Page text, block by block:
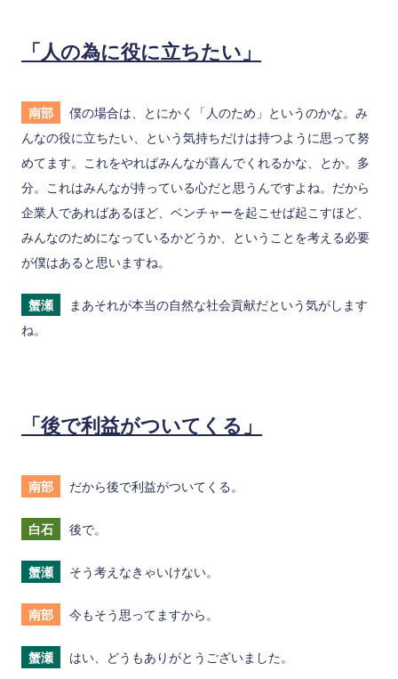
「人の為に役に立ちたい」
南部
僕の場合は、とにかく「人のため」というのかな。み
んなの役に立ちたい、という気持ちだけは持つように思って努
めてます。これをやればみんなが喜んでくれるかな、とか。多
分。これはみんなが持っている心だと思うんですよね。だから
企業人であればあるほど、ベンチャーを起こせば起こすほど、
みんなのためになっているかどうか、ということを考える必要
が僕はあると思いますね。
蟹瀬
まあそれが本当の自然な社会貢献だという気がします
ね。
「後で利益がついてくる」
南部 だから後で利益がついてくる。
白石 後で。
蟹瀬 そう考えなきゃいけない。
南部 今もそう思ってますから。
蟹瀬 はい、どうもありがとうございました。